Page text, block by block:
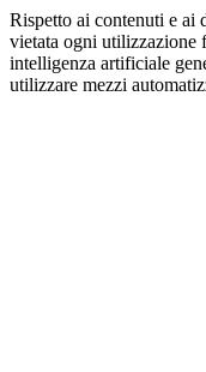
Rispetto ai contenuti e ai
vietata ogni utilizzazione
intelligenza artificiale
utilizzare mezzi